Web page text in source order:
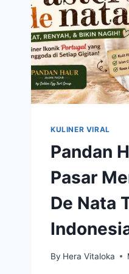
KULINER VIRAL
Pandan
Pasar
De Nata
By Hera Vitaloka